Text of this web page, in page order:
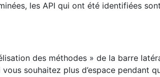
les API qui ont été identifiées sont
des méthodes » de la barre
souhaitez plus d’espace pendant